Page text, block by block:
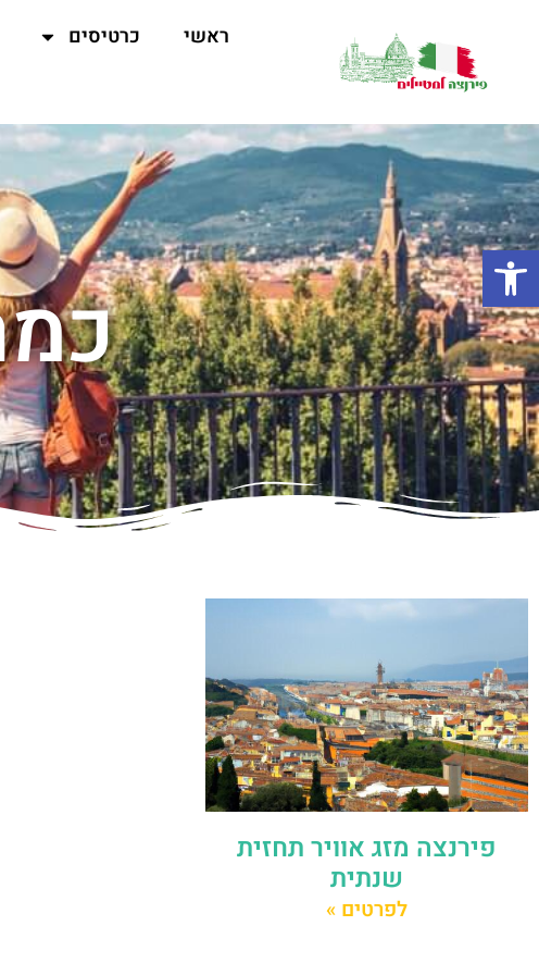
ראשי כרטיסים
פירנצה מזג אוויר תחזית
שנתית
לפרטים »
פתח סרגל נגישות